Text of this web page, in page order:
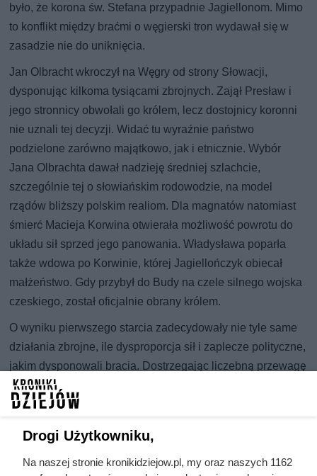
było, że korona św. Stefana przypadnie Jagiellonom. Mimo
to konflikt między braćmi o węgierski tron wydawał się w
zasadzie nie do uniknięcia.
Jan Olbracht wkroczył na Węgry od strony Słowacji,
dysponując kilkoma tysiącami zbrojnych. Zajął Presław i
jego stronnicy obwołali go królem, lecz dostojnicy koronni
nie uznali tej decyzji. Widać tu wyraźnie państwo
podzielone zarówno majątkowo, jak i etnicznie. Wybór
Jana Olbrachta dawał nadzieję średniej szlachcie,
szczególnie tej o słowiańskim rodowodzie, na model
rządów bliższy polskim realiom. Dla magnatów natomiast
śmierć Macieja Korwina otwierała możliwość powrotu do
układu sił sprzed jego panowania. Władysława poparła
także wdowa po Korwinie, której Jagiellończyk obiecał
małżeństwo. Gdy przybył do Budy na czele silnego wojska
czeskiego, został oficjalnie obrany królem.
O wyniku pierwszego starcia zadecydowały nie tyle same
działania zbrojne, ile dysproporcja sił i zaplecze polityczne,
jakim dysponowali bracia. Dostrzegając liczebną przewagę
armii Władysława, po kilku nieudanych potyczkach Jan
Olbracht zgodził się na pokój (Koszyce, 20 lutego 1491 r.).
otrzymywał Głogów, a w dalszej perspektywie miał dostać
kolejne ziemie śląskie.
Drogi Użytkowniku,
Na naszej stronie kronikidziejow.pl, my oraz naszych 1162